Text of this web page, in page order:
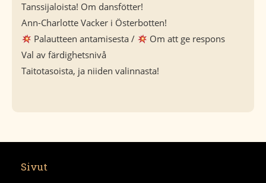
Tanssijaloista! Om dansfötter!
Ann-Charlotte Vacker i Österbotten!
Palautteen antamisesta /
Om att ge respons
Val av färdighetsnivå
Taitotasoista, ja niiden valinnasta!
Sivut